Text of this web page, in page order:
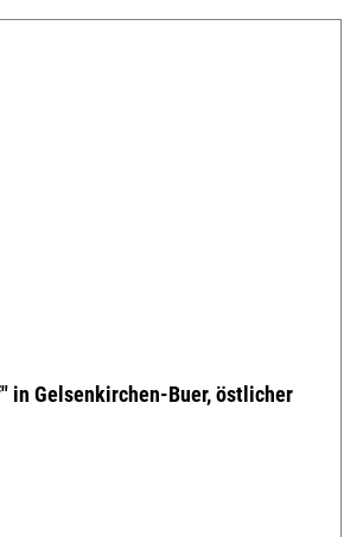
in Gelsenkirchen-Buer, östlicher